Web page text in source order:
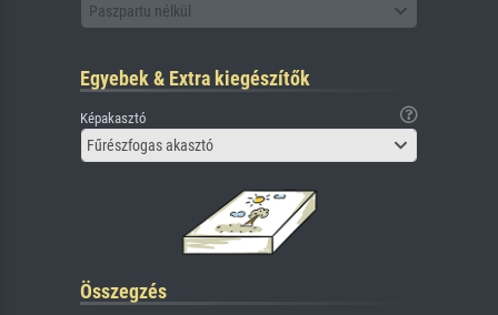
Paszpartu nélkül
Egyebek & Extra kiegészítők
Képakasztó
Fűrészfogas akasztó
Összegzés